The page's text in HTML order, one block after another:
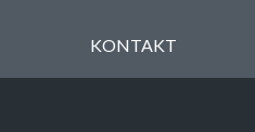
KONTAKT